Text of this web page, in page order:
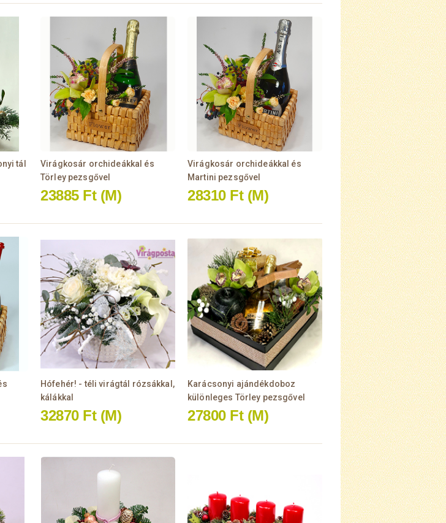
tál
Virágkosár orchideákkal és
Törley pezsgővel
23885 Ft (M)
Virágkosár orchideákkal és
Martini pezsgővel
28310 Ft (M)
Hófehér! - téli virágtál rózsákkal,
kálákkal
32870 Ft (M)
Karácsonyi ajándékdoboz
különleges Törley pezsgővel
27800 Ft (M)